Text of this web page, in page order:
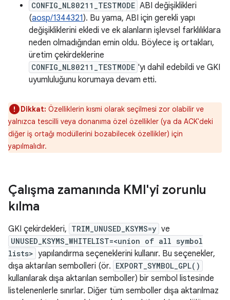
CONFIG_NL80211_TESTMODE ABI değişiklikleri
(aosp/1344321). Bu yama, ABI için gerekli yapı
değişikliklerini ekledi ve ek alanların işlevsel farklılıklara
neden olmadığından emin oldu. Böylece iş ortakları,
üretim çekirdeklerine
CONFIG_NL80211_TESTMODE 'yı dahil edebildi ve GKI
uyumluluğunu korumaya devam etti.
Dikkat: Özelliklerin kısmi olarak seçilmesi zor olabilir ve
yalnızca tescilli veya donanıma özel özellikler (ya da ACK'deki
diğer iş ortağı modüllerini bozabilecek özellikler) için
yapılmalıdır.
Çalışma zamanında KMI'yi zorunlu
kılma
GKI çekirdekleri, TRIM_UNUSED_KSYMS=y ve
UNUSED_KSYMS_WHITELIST=<union of all symbol
lists> yapılandırma seçeneklerini kullanır. Bu seçenekler,
dışa aktarılan sembolleri (ör. EXPORT_SYMBOL_GPL()
kullanılarak dışa aktarılan semboller) bir sembol listesinde
listelenenlerle sınırlar. Diğer tüm semboller dışa aktarılmaz